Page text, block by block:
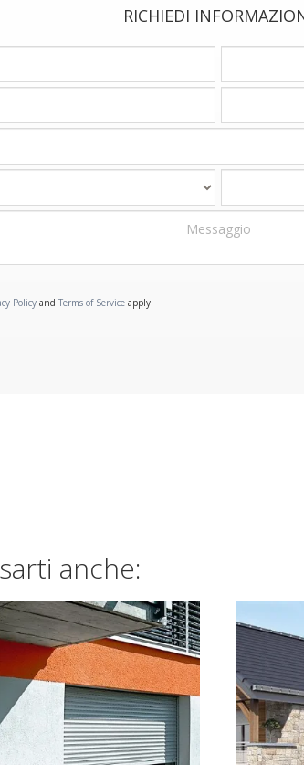
RICHIEDI
Policy and Terms of Service apply.
anche: